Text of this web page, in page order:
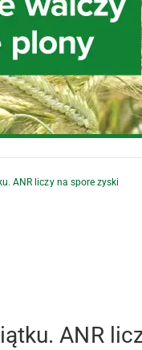
ANR liczy na spore zyski
ANR